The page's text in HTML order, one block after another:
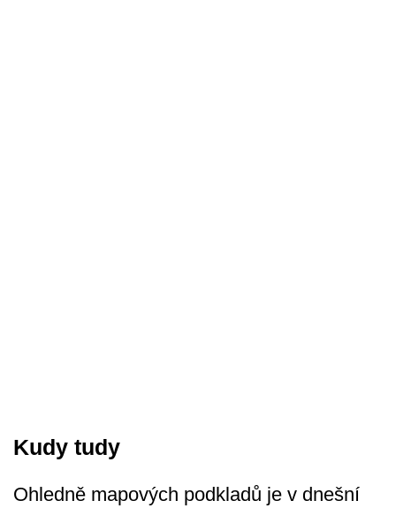
Kudy tudy
Ohledně mapových podkladů je v dnešní